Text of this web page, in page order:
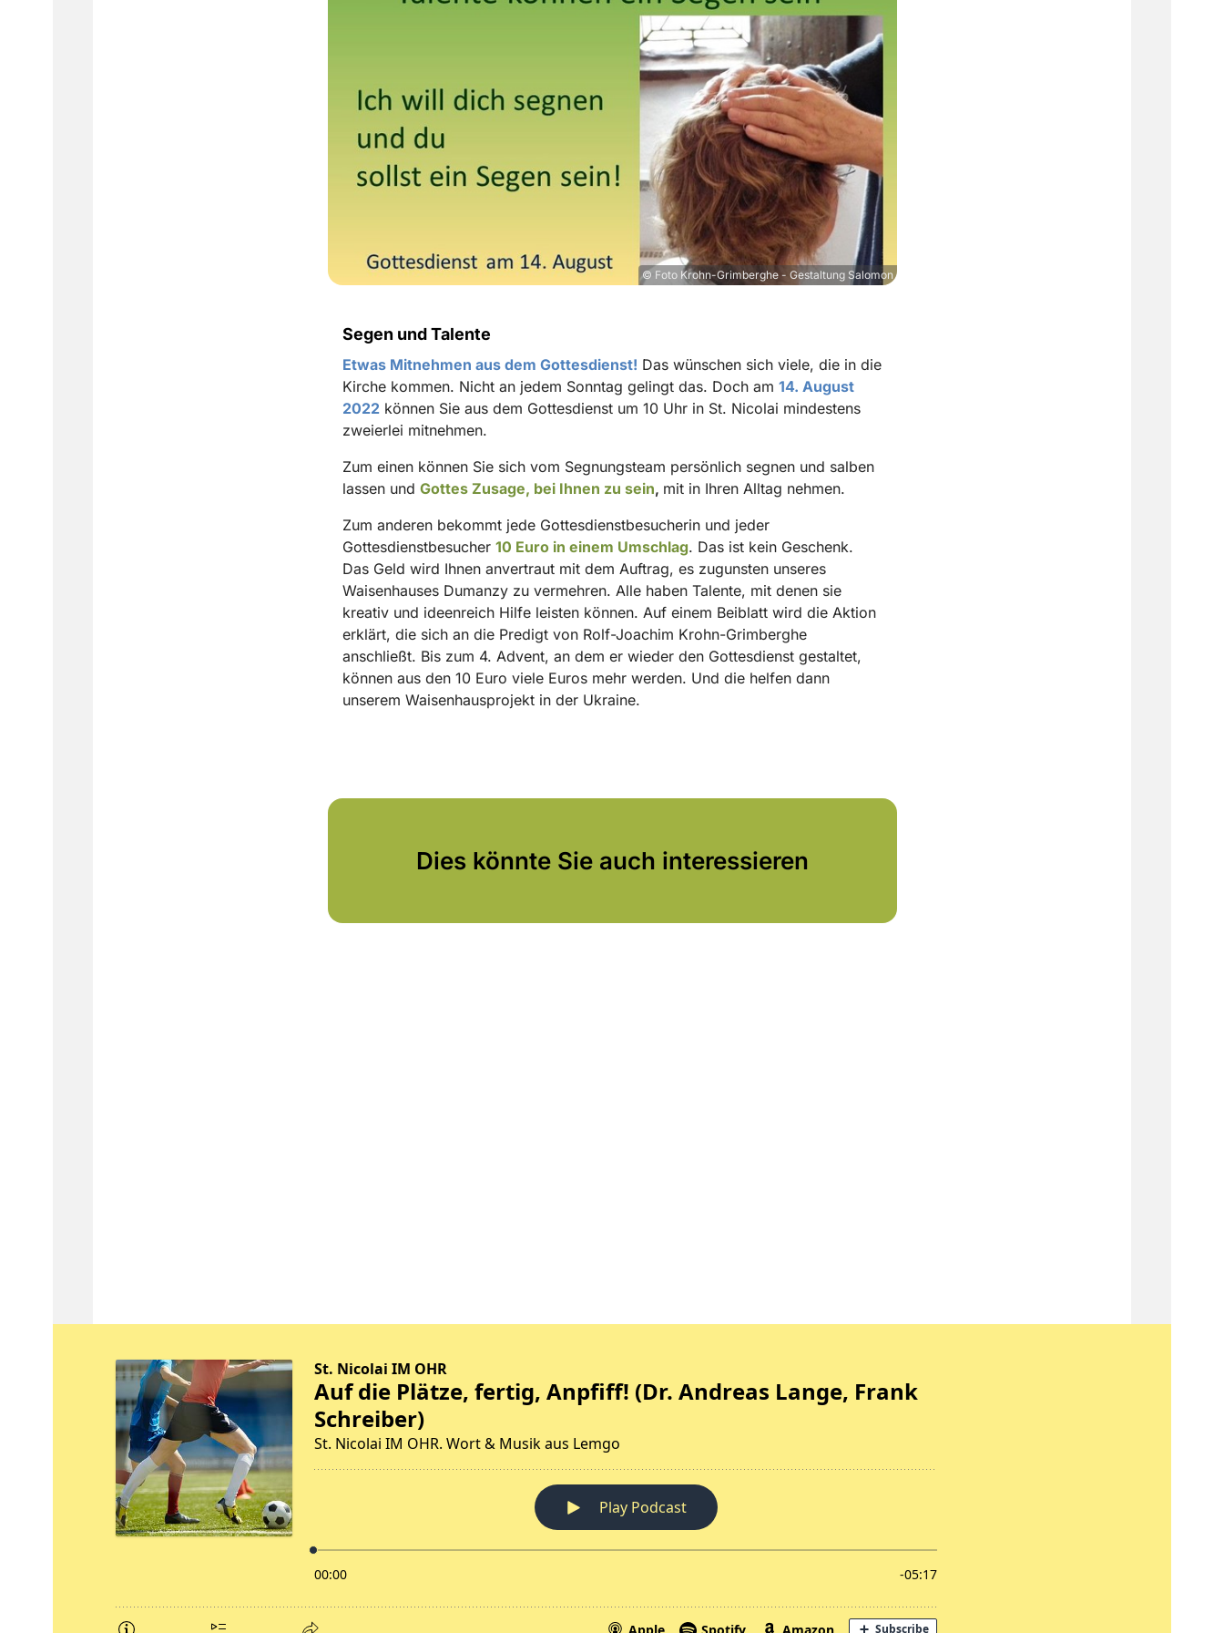
© Foto Krohn-Grimberghe - Gestaltung Salomon
Segen und Talente
Etwas Mitnehmen aus dem Gottesdienst! Das wünschen sich viele, die in die
Kirche kommen. Nicht an jedem Sonntag gelingt das. Doch am 14. August
2022können Sie aus dem Gottesdienst um 10 Uhr in St. Nicolai mindestens
zweierlei mitnehmen.
Zum einen können Sie sich vom Segnungsteam persönlich segnen und salben
lassen und Gottes Zusage, bei Ihnen zu sein, mit in Ihren Alltag nehmen.
Zum anderen bekommt jede Gottesdienstbesucherin und jeder
Gottesdienstbesucher 10 Euro in einem Umschlag. Das ist kein Geschenk.
Das Geld wird Ihnen anvertraut mit dem Auftrag, es zugunsten unseres
Waisenhauses Dumanzy zu vermehren. Alle haben Talente, mit denen sie
kreativ und ideenreich Hilfe leisten können. Auf einem Beiblatt wird die Aktion
erklärt, die sich an die Predigt von Rolf-Joachim Krohn-Grimberghe
anschließt. Bis zum 4. Advent, an dem er wieder den Gottesdienst gestaltet,
können aus den 10 Euro viele Euros mehr werden. Und die helfen dann
unserem Waisenhausprojekt in der Ukraine.
Dies könnte Sie auch interessieren